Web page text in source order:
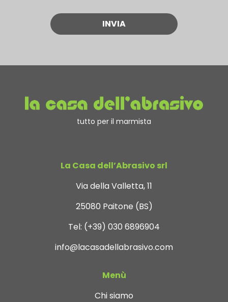
tutto per il marmista
La Casa dell’Abrasivo srl
Via della Valletta, 11
25080 Paitone (BS)
Tel: (+39) 030 6896904
info@lacasadellabrasivo.com
Menù
Chi siamo